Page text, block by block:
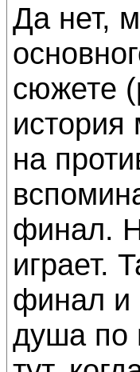
Да нет,
сюжете
история
на
финал.
играет.
финал и
душа по